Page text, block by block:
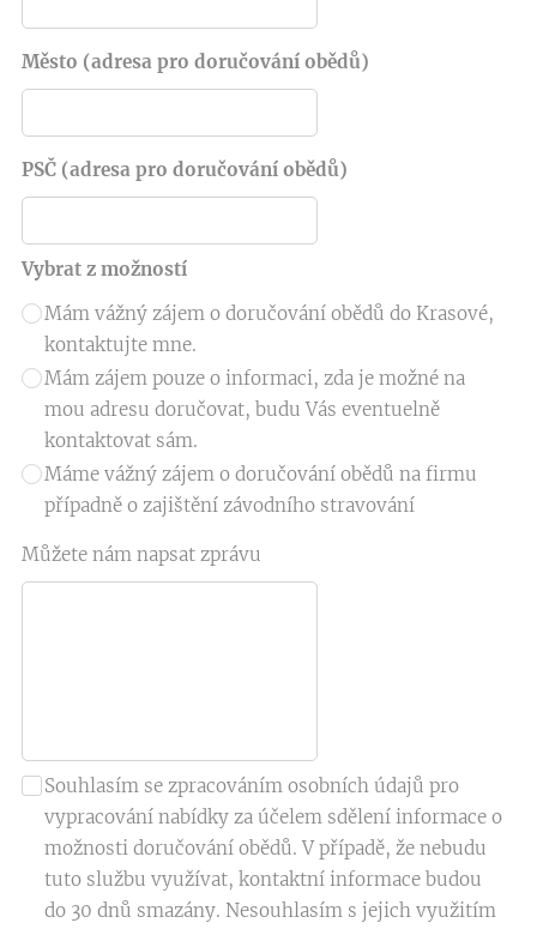
Město (adresa pro doručování obědů)
PSČ (adresa pro doručování obědů)
Vybrat z možností
Mám vážný zájem o doručování obědů do Krasové,
kontaktujte mne.
Mám zájem pouze o informaci, zda je možné na
mou adresu doručovat, budu Vás eventuelně
kontaktovat sám.
Máme vážný zájem o doručování obědů na firmu
případně o zajištění závodního stravování
Můžete nám napsat zprávu
Souhlasím se zpracováním osobních údajů pro
vypracování nabídky za účelem sdělení informace o
možnosti doručování obědů. V případě, že nebudu
tuto službu využívat, kontaktní informace budou
do 30 dnů smazány. Nesouhlasím s jejich využitím